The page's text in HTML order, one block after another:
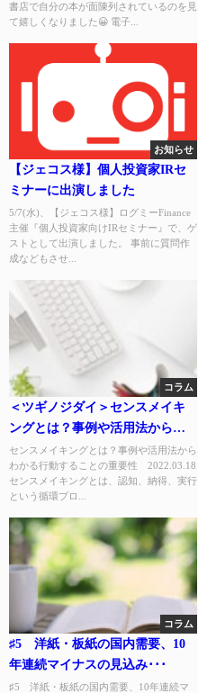
ました
書店で自分の本が面陳列されているのを見
て嬉しくなりました😀 電子...
お知らせ
【ジェコス様】個人投資家IRセ
ミナーに出演しました
5/7(水)、【ジェコス様】ログミーFinance
主催『個人投資家向けIRセミナー』で、ゲ
ストとして出演しました。 事前に質問作
成などもさせ...
コラム
＜ツギノジダイ＞センスメイキ
ングとは？事例や活用法からわ
かる行動することの重要性
センスメイキングとは？事例や活用法から
わかる行動することの重要性 2022.03.18
センスメイキングとは、認知、納得、実行
という循環プロ...
コラム
♯5 洋紙・板紙の国内需要、10
年連続マイナスの見込み･･･
♯5 洋紙・板紙の国内需要、10年連続マ